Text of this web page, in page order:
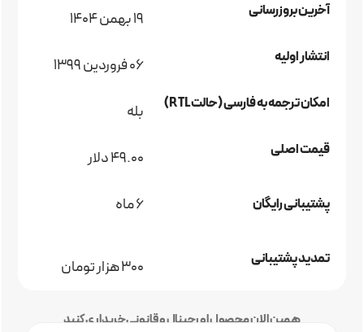
آخرین بروزرسانی 19 بهمن 1404
انتشار اولیه 06 فروردین 1399
امکان ترجمه به فارسی (حالت RTL) بله
قیمت اصلی 49.00 دلار
پشتیبانی رایگان 6 ماه
تمدید پشتیبانی 300 هزار تومان
همین الان محصول اورجینال و قانونی خریداری کنید